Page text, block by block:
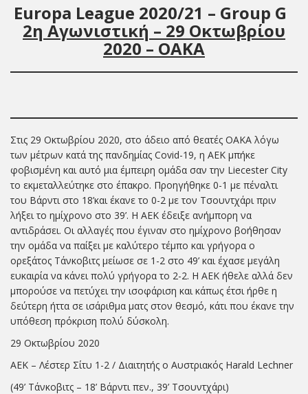
Europa League 2020/21 – Group G
2η Αγωνιστική – 29 Οκτωβρίου
2020 – ΟΑΚΑ
Στις 29 Οκτωβρίου 2020, στο άδειο από θεατές ΟΑΚΑ λόγω
των μέτρων κατά της πανδημίας Covid-19, η AEK μπήκε
φοβισμένη και αυτό μια έμπειρη ομάδα σαν την Liecester City
το εκμεταλλεύτηκε στο έπακρο. Προηγήθηκε 0-1 με πέναλτι
του Βάρντι στο 18’και έκανε το 0-2 με τον Τσουντχάρι πριν
λήξει το ημίχρονο στο 39’. Η ΑΕΚ έδειξε ανήμπορη να
αντιδράσει. Οι αλλαγές που έγιναν στο ημίχρονο βοήθησαν
την ομάδα να παίξει με καλύτερο τέμπο και γρήγορα ο
ορεξάτος Τάνκοβιτς μείωσε σε 1-2 στο 49’ και έχασε μεγάλη
ευκαιρία να κάνει πολύ γρήγορα το 2-2. Η ΑΕΚ ήθελε αλλά δεν
μπορούσε να πετύχει την ισοφάριση και κάπως έτσι ήρθε η
δεύτερη ήττα σε ισάριθμα ματς στον θεσμό, κάτι που έκανε την
υπόθεση πρόκριση πολύ δύσκολη.
29 Οκτωβρίου 2020
ΑΕΚ – Λέστερ Σίτυ 1-2 / Διαιτητής ο Αυστριακός Harald Lechner
(49’ Τάνκοβιτς – 18’ Βάρντι πεν., 39’ Τσουντχάρι)